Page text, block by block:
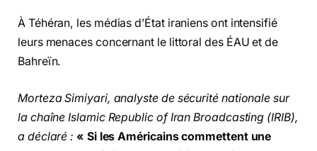
À Téhéran, les médias d’État iraniens ont intensifié
leurs menaces concernant le littoral des ÉAU et de
Bahreïn.
Morteza Simiyari, analyste de sécurité nationale sur
la chaîne Islamic Republic of Iran Broadcasting (IRIB),
a déclaré : « Si les Américains commettent une